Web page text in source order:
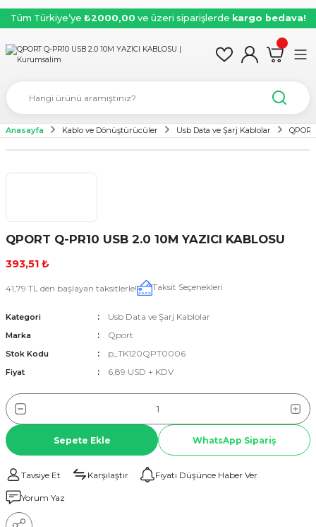
Tüm Türkiye’ye ₺2000,00 ve üzeri siparişlerde kargo bedava!
Anasayfa Kablo ve Dönüştürücüler Usb Data ve Şarj Kablolar
QPORT Q-PR10 USB 2.0 10M YAZICI KABLOSU
393,51 ₺
41,79 TL den başlayan taksitlerle! Taksit Seçenekleri
Kategori Usb Data ve Şarj Kablolar
Marka Qport
Stok Kodu p_TK120QPT0006
Fiyat 6,89 USD + KDV
Sepete Ekle WhatsApp Sipariş
Tavsiye Et Karşılaştır Fiyatı Düşünce Haber Ver
Yorum Yaz